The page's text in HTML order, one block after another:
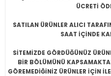
ÜCRETİ
SATILAN ÜRÜNLER ALICI
SAAT İÇİNDE
SİTEMİZDE GÖRDÜĞÜNÜZ
BİR BÖLÜMÜNÜ
GÖREMEDİĞİNİZ ÜRÜNLER İÇİN